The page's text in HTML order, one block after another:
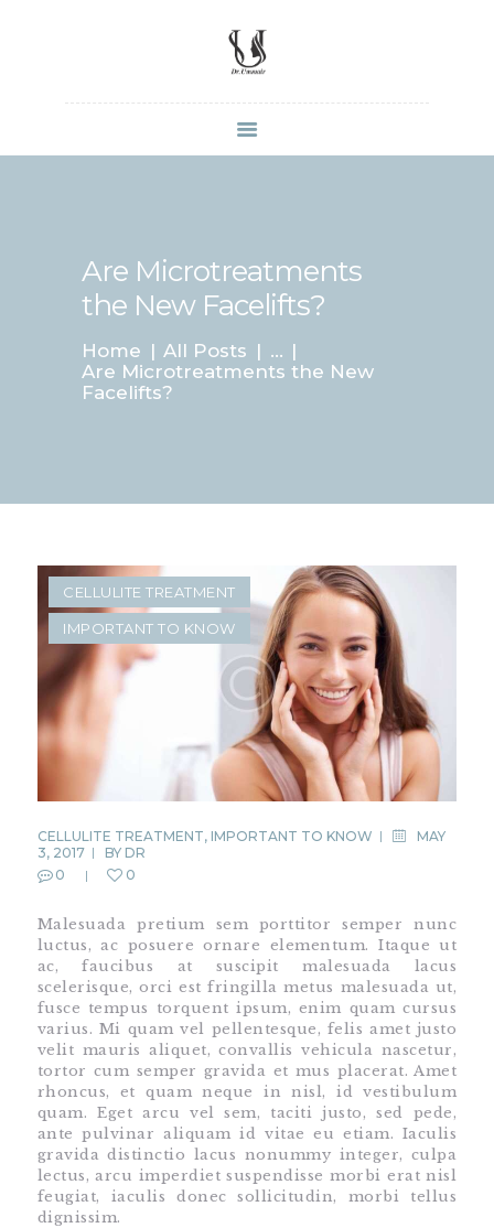
Are Microtreatments
the New Facelifts?
Home All Posts
...
Are Microtreatments the New
Facelifts?
UMMAIR
SERVICES
CONTACTS
CELLULITE TREATMENT
IMPORTANT TO KNOW
CELLULITE TREATMENT, IMPORTANT TO KNOW
MAY
3, 2017
BY DR
0
0
Malesuada pretium sem porttitor semper nunc
luctus, ac posuere ornare elementum. Itaque ut
ac, faucibus at suscipit malesuada lacus
scelerisque, orci est fringilla metus malesuada ut,
fusce tempus torquent ipsum, enim quam cursus
varius. Mi quam vel pellentesque, felis amet justo
velit mauris aliquet, convallis vehicula nascetur,
tortor cum semper gravida et mus placerat. Amet
rhoncus, et quam neque in nisl, id vestibulum
quam. Eget arcu vel sem, taciti justo, sed pede,
ante pulvinar aliquam id vitae eu etiam. Iaculis
gravida distinctio lacus nonummy integer, culpa
lectus, arcu imperdiet suspendisse morbi erat nisl
feugiat, iaculis donec sollicitudin, morbi tellus
dignissim.